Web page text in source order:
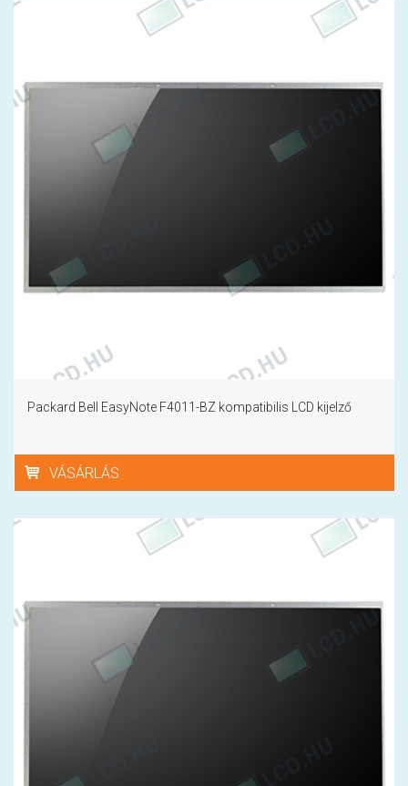
Packard Bell EasyNote F4011-BZ kompatibilis LCD kijelző
VÁSÁRLÁS